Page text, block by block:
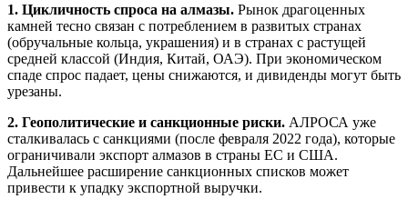
1. Цикличность спроса на алмазы. Рынок драгоценных
камней тесно связан с потреблением в развитых странах
(обручальные кольца, украшения) и в странах с растущей
средней классой (Индия, Китай, ОАЭ). При экономическом
спаде спрос падает, цены снижаются, и дивиденды могут быть
урезаны.
2. Геополитические и санкционные риски. АЛРОСА уже
сталкивалась с санкциями (после февраля 2022 года), которые
ограничивали экспорт алмазов в страны ЕС и США.
Дальнейшее расширение санкционных списков может
привести к упадку экспортной выручки.